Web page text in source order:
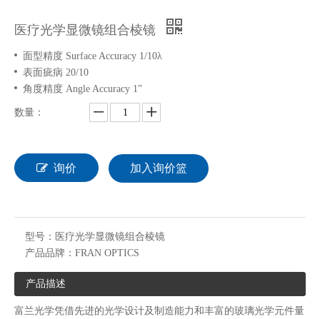
医疗光学显微镜组合棱镜
面型精度 Surface Accuracy 1/10λ
表面疵病 20/10
角度精度 Angle Accuracy 1”
数量：
询价 加入询价篮
型号： 医疗光学显微镜组合棱镜
产品品牌： FRAN OPTICS
产品描述
富兰光学凭借先进的光学设计及制造能力和丰富的玻璃光学元件量